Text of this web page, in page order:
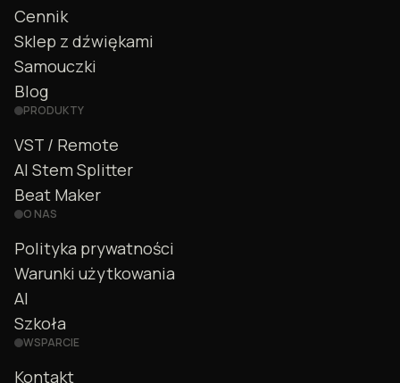
Cennik
Sklep z dźwiękami
Samouczki
Blog
PRODUKTY
VST / Remote
AI Stem Splitter
Beat Maker
O NAS
Polityka prywatności
Warunki użytkowania
AI
Szkoła
WSPARCIE
Kontakt